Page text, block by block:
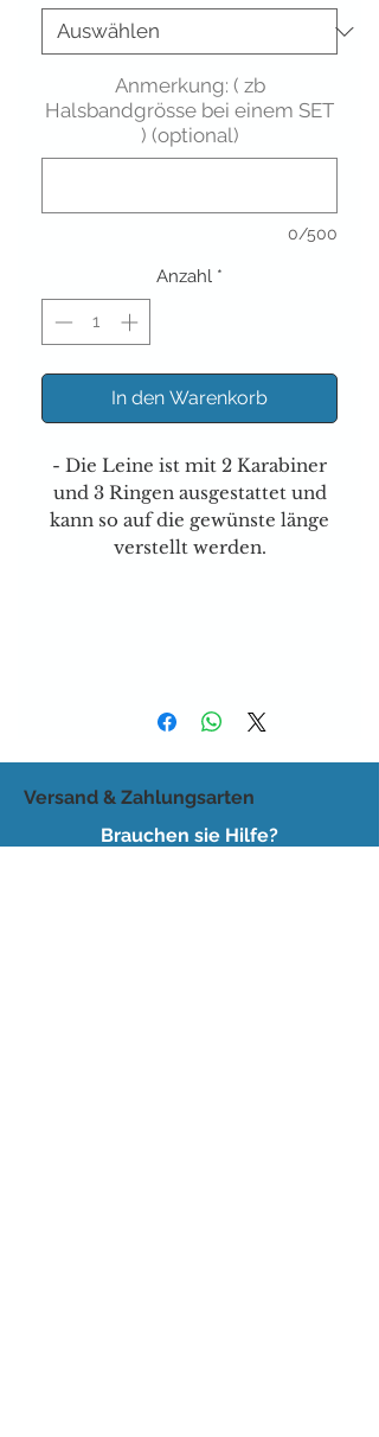
Anmerkung: ( zb
Halsbandgrösse bei einem SET
) (optional)
0/500
Anzahl *
In den Warenkorb
- Die Leine ist mit 2 Karabiner
und 3 Ringen ausgestattet und
kann so auf die gewünste länge
verstellt werden.
Versand & Zahlungsarten
Brauchen sie Hilfe?